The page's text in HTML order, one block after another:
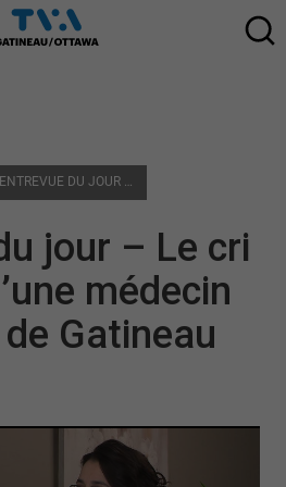
ENTREVUE DU JOUR – LE CRI DU CŒUR D’UNE MÉDECIN DE FAMILLE DE GATINEAU
jour – Le cri
médecin
Gatineau